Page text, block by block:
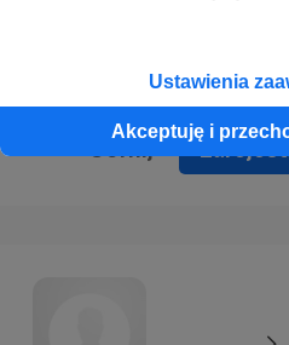
Ustawienia
Akceptuję i